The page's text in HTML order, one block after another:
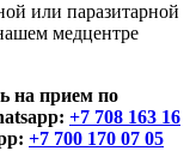
или паразитарной
медцентре
на прием по
+7 708 163 16
+7 700 170 07 05